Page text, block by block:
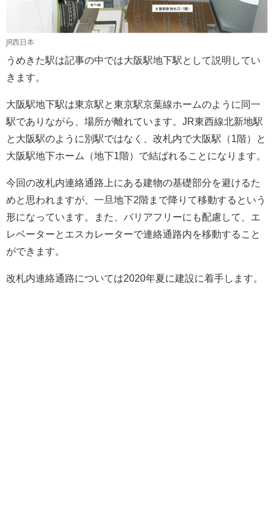
JR西日本
うめきた駅は記事の中では大阪駅地下駅として説明してい
きます。
大阪駅地下駅は東京駅と東京駅京葉線ホームのように同一
駅でありながら、場所が離れています。JR東西線北新地駅
と大阪駅のように別駅ではなく、改札内で大阪駅（1階）と
大阪駅地下ホーム（地下1階）で結ばれることになります。
今回の改札内連絡通路上にある建物の基礎部分を避けるた
めと思われますが、一旦地下2階まで降りて移動するという
形になっています。また、バリアフリーにも配慮して、エ
レベーターとエスカレーターで連絡通路内を移動すること
ができます。
改札内連絡通路については2020年夏に建設に着手します。